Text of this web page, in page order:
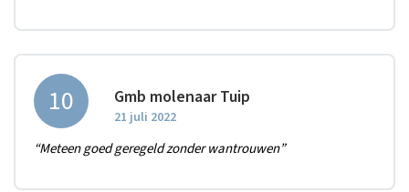
10 Gmb molenaar Tuip
21 juli 2022
“Meteen goed geregeld zonder wantrouwen”